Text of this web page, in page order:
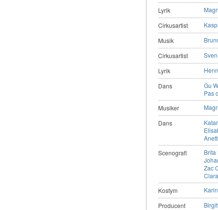
Lyrik
Cirkusartist
Musik
Cirkusartist
Lyrik
Dans
Gu
Pas
Musiker
Dans
Scenografi
Zac
Kostym
Producent